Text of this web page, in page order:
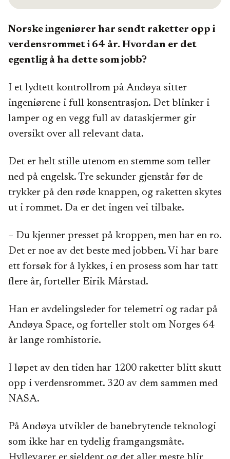
Norske ingeniører har sendt raketter opp i
verdensrommet i 64 år. Hvordan er det
egentlig å ha dette som jobb?
I et lydtett kontrollrom på Andøya sitter
ingeniørene i full konsentrasjon. Det blinker i
lamper og en vegg full av dataskjermer gir
oversikt over all relevant data.
Det er helt stille utenom en stemme som teller
ned på engelsk. Tre sekunder gjenstår før de
trykker på den røde knappen, og raketten skytes
ut i rommet. Da er det ingen vei tilbake.
– Du kjenner presset på kroppen, men har en ro.
Det er noe av det beste med jobben. Vi har bare
ett forsøk for å lykkes, i en prosess som har tatt
flere år, forteller Eirik Mårstad.
Han er avdelingsleder for telemetri og radar på
Andøya Space, og forteller stolt om Norges 64
år lange romhistorie.
I løpet av den tiden har 1200 raketter blitt skutt
opp i verdensrommet. 320 av dem sammen med
NASA.
På Andøya utvikler de banebrytende teknologi
som ikke har en tydelig framgangsmåte.